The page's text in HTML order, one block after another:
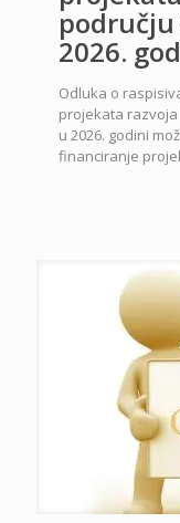
području
2026.
Odluka o
projekata
u 2026. godini
financiranje